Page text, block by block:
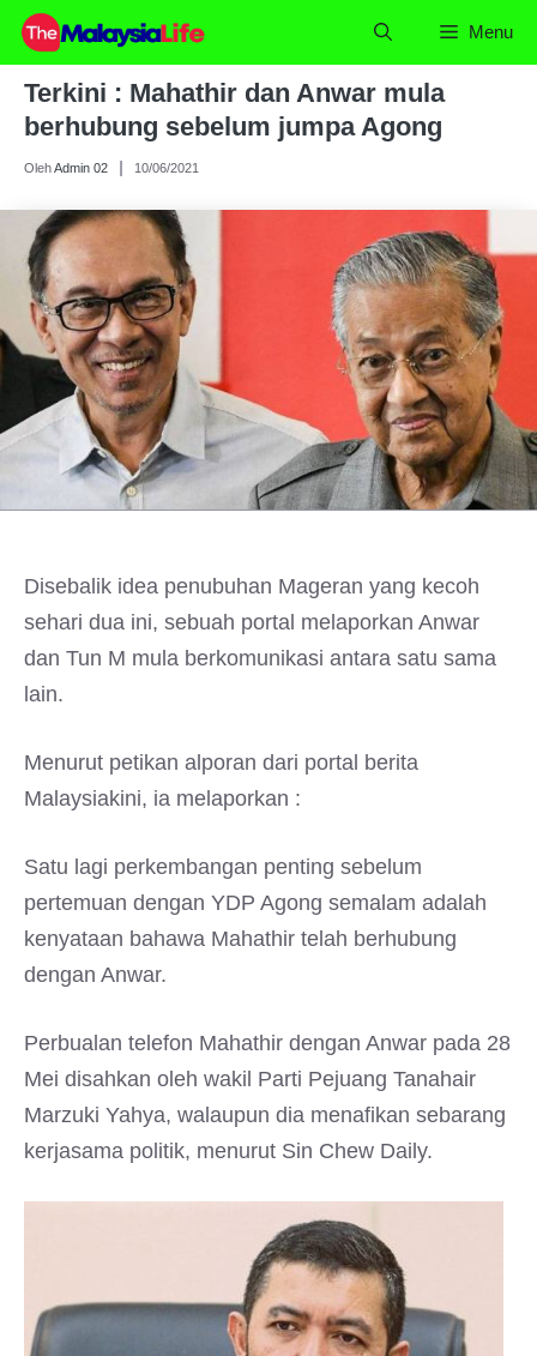
Skip
content
Menu
Terkini : Mahathir dan Anwar mula
berhubung sebelum jumpa Agong
OlehAdmin 02 10/06/2021
Disebalik idea penubuhan Mageran yang kecoh
sehari dua ini, sebuah portal melaporkan Anwar
dan Tun M mula berkomunikasi antara satu sama
lain.
Menurut petikan alporan dari portal berita
Malaysiakini, ia melaporkan :
Satu lagi perkembangan penting sebelum
pertemuan dengan YDP Agong semalam adalah
kenyataan bahawa Mahathir telah berhubung
dengan Anwar.
Perbualan telefon Mahathir dengan Anwar pada 28
Mei disahkan oleh wakil Parti Pejuang Tanahair
Marzuki Yahya, walaupun dia menafikan sebarang
kerjasama politik, menurut Sin Chew Daily.